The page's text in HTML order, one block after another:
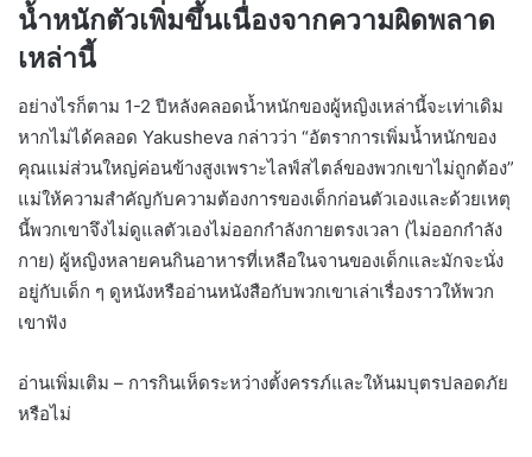
น้ำหนักตัวเพิ่มขึ้นเนื่องจากความผิดพลาด
เหล่านี้
อย่างไรก็ตาม 1-2 ปีหลังคลอดน้ำหนักของผู้หญิงเหล่านี้จะเท่าเดิม
หากไม่ได้คลอด Yakusheva กล่าวว่า “อัตราการเพิ่มน้ำหนักของ
คุณแม่ส่วนใหญ่ค่อนข้างสูงเพราะไลฟ์สไตล์ของพวกเขาไม่ถูกต้อง”
แม่ให้ความสำคัญกับความต้องการของเด็กก่อนตัวเองและด้วยเหตุ
นี้พวกเขาจึงไม่ดูแลตัวเองไม่ออกกำลังกายตรงเวลา (ไม่ออกกำลัง
กาย) ผู้หญิงหลายคนกินอาหารที่เหลือในจานของเด็กและมักจะนั่ง
อยู่กับเด็ก ๆ ดูหนังหรืออ่านหนังสือกับพวกเขาเล่าเรื่องราวให้พวก
เขาฟัง
อ่านเพิ่มเติม – การกินเห็ดระหว่างตั้งครรภ์และให้นมบุตรปลอดภัย
หรือไม่